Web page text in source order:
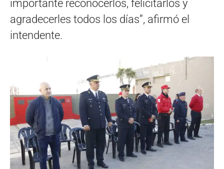
importante reconocerlos, felicitarlos y
agradecerles todos los días”, afirmó el
intendente.